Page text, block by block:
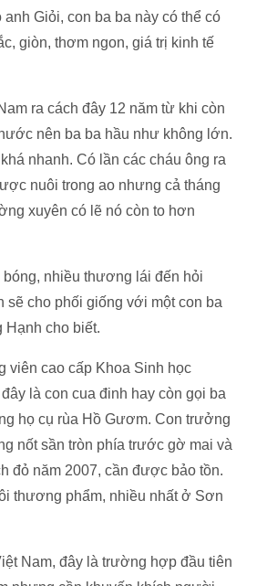
Giỏi, con ba ba này có thể có
giòn, thơm ngon, giá trị kinh tế
ra cách đây 12 năm từ khi còn
nên ba ba hầu như không lớn.
nhanh. Có lần các cháu ông ra
nuôi trong ao nhưng cả tháng
xuyên có lẽ nó còn to hơn
bóng, nhiều thương lái đến hỏi
cho phối giống với một con ba
Hạnh cho biết.
viên cao cấp Khoa Sinh học
là con cua đinh hay còn gọi ba
họ cụ rùa Hồ Gươm. Con trưởng
nốt sần tròn phía trước gờ mai và
đỏ năm 2007, cần được bảo tồn.
thương phẩm, nhiều nhất ở Sơn
Nam, đây là trường hợp đầu tiên